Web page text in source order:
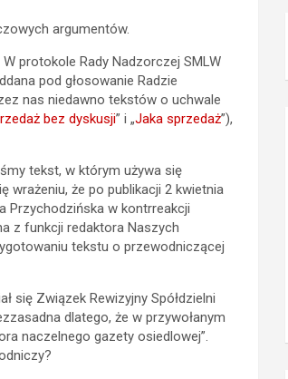
argumentów.
W protokole Rady Nadzorczej SMLW
pod głosowanie Radzie
nas niedawno tekstów o uchwale
bez dyskusji” i „Jaka sprzedaż”),
tekst, w którym używa się
wrażeniu, że po publikacji 2 kwietnia
Przychodzińska w kontrreakcji
z funkcji redaktora Naszych
tekstu o przewodniczącej
się Związek Rewizyjny Spółdzielni
dlatego, że w przywołanym
naczelnego gazety osiedlowej”.